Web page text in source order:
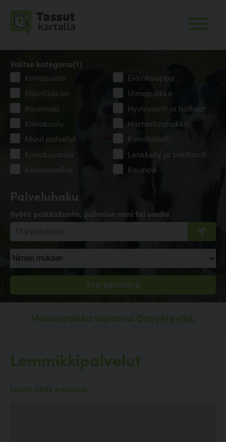
Palveluhaku
Syötä paikkakunta, palvelun nimi tai osoite
Valitse kategoria(t)
Koirapuisto
Eläinkauppa
Eläinlääkäri
Uimapaikka
Ravintola
Hyvinvointi ja hoitolat
Koirakoulu
Harrastuspaikka
Muut palvelut
Koirahotelli
Koirakuvaaja
Lenkkeily ja patikointi
Koirasovellus
Kauppa
Mainospaikka vapaana! Ota yhteyttä.
Lemmikkipalvelut
Löytyi 2494 palvelua